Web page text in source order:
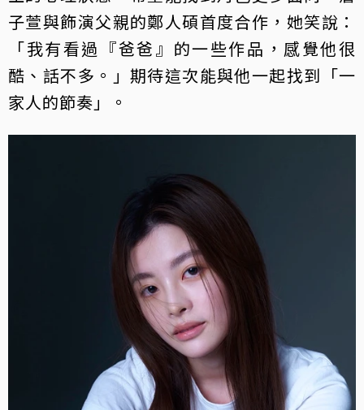
子萱與飾演父親的鄭人碩首度合作，她笑說：
「我有看過『爸爸』的一些作品，感覺他很
酷、話不多。」期待這次能與他一起找到「一
家人的節奏」。